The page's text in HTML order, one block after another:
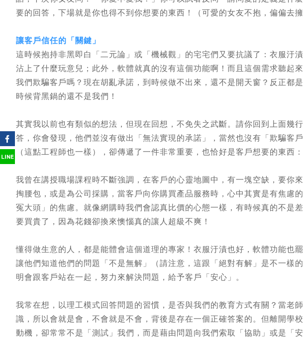
要的回答，下場就是你也得不到你想要的東西！（可愛的女友不抱，偏偏去
讓客戶信任的「關鍵」
這時候抱持非黑即白「二元論」或「機械觀」的宅宅們又要抗議了：衣服汙
沾上了什麼玩意兒；此外，軟體就真的沒有這個功能啊！而且這個需求聽起
我們欺騙客戶嗎？現在胡亂承諾，到時候做不出來，還不是開天窗？反正都
時候背黑鍋的還不是我們！
其實我以前也有類似的想法，但現在回想，不免失之武斷。請你回到上面幾
答，你會發現，他們並沒有做出「無法實現的承諾」，當然也沒有「欺騙客
（這點工程師也一樣），卻傳遞了一件非常重要，也恰好是客戶想要的東西：
我曾在講授職場課程時不斷強調，在客戶的心靈地圖中，有一塊空缺，要你
掏腰包，或是為公司採購，當客戶向你購買產品服務時，心中其實是有焦慮
冤大頭」的焦慮。就像網購時我們會認真比價的心態一樣，有時候真的不是
要買貴了，因為花錢卻換來懊惱真的讓人超級不爽！
懂得做生意的人，都是能體會這個道理的專家！衣服汙漬也好，軟體功能也
讓他們知道他們的問題「不是無解」（請注意，這跟「絕對有解」是不一樣
明會跟客戶站在一起，努力來解決問題，給予客戶「安心」。
我常在想，以理工模式回答問題的習慣，是否與我們的教育方式有關？當老
識，所以會就是會，不會就是不會，背後是存在一個正確答案的。但離開學
動機，卻常常不是「測試」我們，而是藉由問題向我們索取「協助」或是「